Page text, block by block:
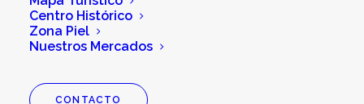
Centro Histórico
Zona Piel
Nuestros Mercados
CONTACTO